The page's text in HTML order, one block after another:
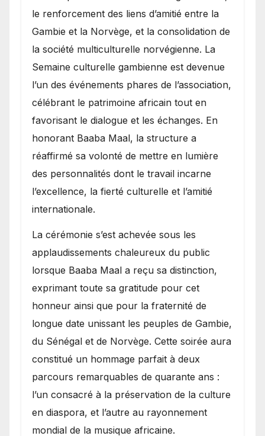
le renforcement des liens d’amitié entre la
Gambie et la Norvège, et la consolidation de
la société multiculturelle norvégienne. La
Semaine culturelle gambienne est devenue
l’un des événements phares de l’association,
célébrant le patrimoine africain tout en
favorisant le dialogue et les échanges. En
honorant Baaba Maal, la structure a
réaffirmé sa volonté de mettre en lumière
des personnalités dont le travail incarne
l’excellence, la fierté culturelle et l’amitié
internationale.
​La cérémonie s’est achevée sous les
applaudissements chaleureux du public
lorsque Baaba Maal a reçu sa distinction,
exprimant toute sa gratitude pour cet
honneur ainsi que pour la fraternité de
longue date unissant les peuples de Gambie,
du Sénégal et de Norvège. Cette soirée aura
constitué un hommage parfait à deux
parcours remarquables de quarante ans :
l’un consacré à la préservation de la culture
en diaspora, et l’autre au rayonnement
mondial de la musique africaine.